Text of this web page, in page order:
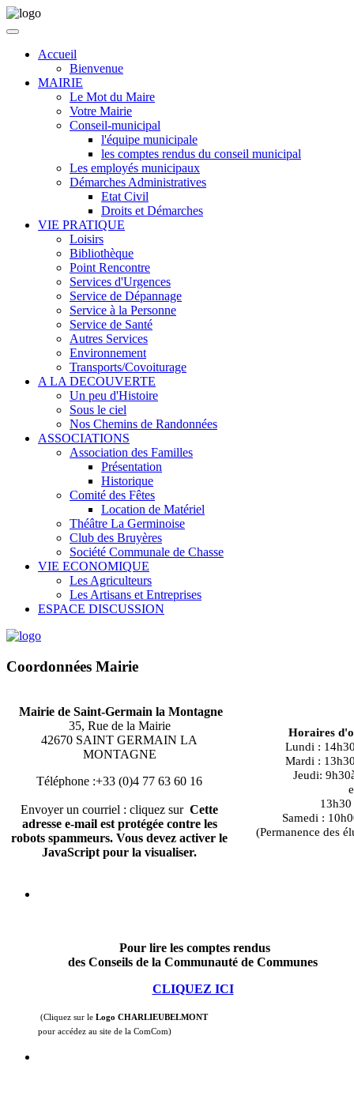
Accueil
Bienvenue
MAIRIE
Le Mot du Maire
Votre Mairie
Conseil-municipal
l'équipe municipale
les comptes rendus du conseil municipal
Les employés municipaux
Démarches Administratives
Etat Civil
Droits et Démarches
VIE PRATIQUE
Loisirs
Bibliothèque
Point Rencontre
Services d'Urgences
Service de Dépannage
Service à la Personne
Service de Santé
Autres Services
Environnement
Transports/Covoiturage
A LA DECOUVERTE
Un peu d'Histoire
Sous le ciel
Nos Chemins de Randonnées
ASSOCIATIONS
Association des Familles
Présentation
Historique
Comité des Fêtes
Location de Matériel
Théâtre La Germinoise
Club des Bruyères
Société Communale de Chasse
VIE ECONOMIQUE
Les Agriculteurs
Les Artisans et Entreprises
ESPACE DISCUSSION
Coordonnées Mairie
Mairie de Saint-Germain la Montagne
35, Rue de la Mairie
42670 SAINT GERMAIN LA
MONTAGNE
Téléphone :+33 (0)4 77 63 60 16
Envoyer un courriel : cliquez sur Cette
adresse e-mail est protégée contre les
robots spammeurs. Vous devez activer le
JavaScript pour la visualiser.
Horaires
Lundi :
Mardi :
Jeudi:
13h30 à
Samedi :
(Permanence des
Pour lire les comptes rendus
des Conseils de la Communauté de Communes
CLIQUEZ ICI
(Cliquez sur le Logo CHARLIEUBELMONT
pour accédez au site de la ComCom)